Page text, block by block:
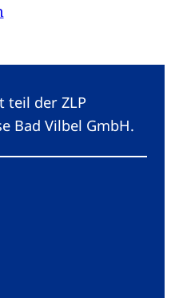
teil der ZLP
Bad Vilbel GmbH.